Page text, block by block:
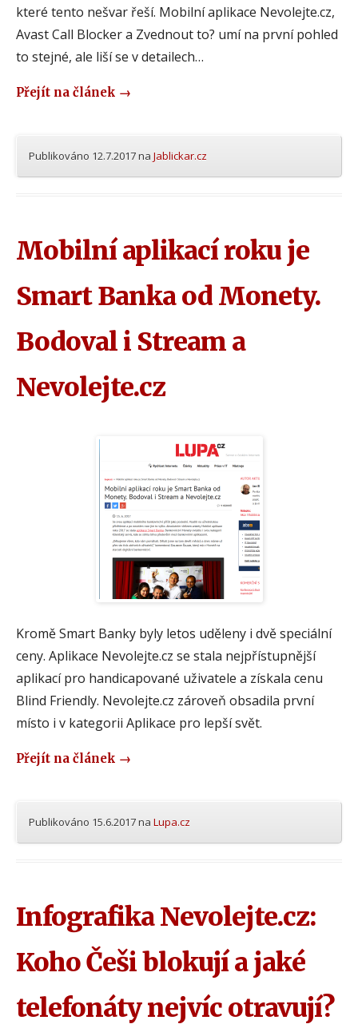
které tento nešvar řeší. Mobilní aplikace Nevolejte.cz,
Avast Call Blocker a Zvednout to? umí na první pohled
to stejné, ale liší se v detailech…
Přejít na článek →
Publikováno 12.7.2017na Jablickar.cz
Mobilní aplikací roku je
Smart Banka od Monety.
Bodoval i Stream a
Nevolejte.cz
Kromě Smart Banky byly letos uděleny i dvě speciální
ceny. Aplikace Nevolejte.cz se stala nejpřístupnější
aplikací pro handicapované uživatele a získala cenu
Blind Friendly. Nevolejte.cz zároveň obsadila první
místo i v kategorii Aplikace pro lepší svět.
Přejít na článek →
Publikováno 15.6.2017na Lupa.cz
Infografika Nevolejte.cz:
Koho Češi blokují a jaké
telefonáty nejvíc otravují?